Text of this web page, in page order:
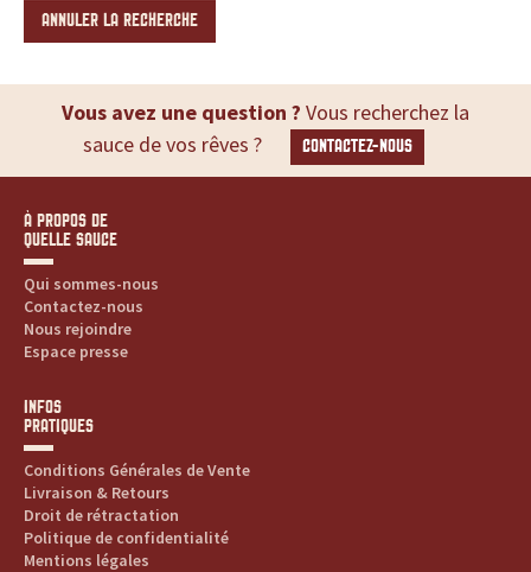
ANNULER LA RECHERCHE
Vous avez une question ? Vous recherchez la
sauce de vos rêves ?
CONTACTEZ-NOUS
À PROPOS DE
QUELLE SAUCE
Qui sommes-nous
Contactez-nous
Nous rejoindre
Espace presse
INFOS
PRATIQUES
Conditions Générales de Vente
Livraison & Retours
Droit de rétractation
Politique de confidentialité
Mentions légales